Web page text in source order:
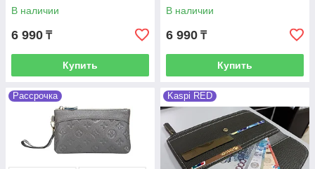
В наличии
6 990 ₸
Купить
В наличии
6 990 ₸
Купить
Рассрочка Kaspi RED